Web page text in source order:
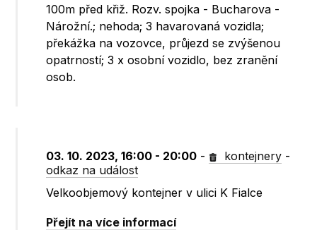
100m před křiž. Rozv. spojka - Bucharova -
Nárožní.; nehoda; 3 havarovaná vozidla;
překážka na vozovce, průjezd se zvýšenou
opatrností; 3 x osobní vozidlo, bez zranění
osob.
03. 10. 2023, 16:00 - 20:00 - kontejnery -
odkaz na událost
Velkoobjemový kontejner v ulici K Fialce
Přejít na více informací